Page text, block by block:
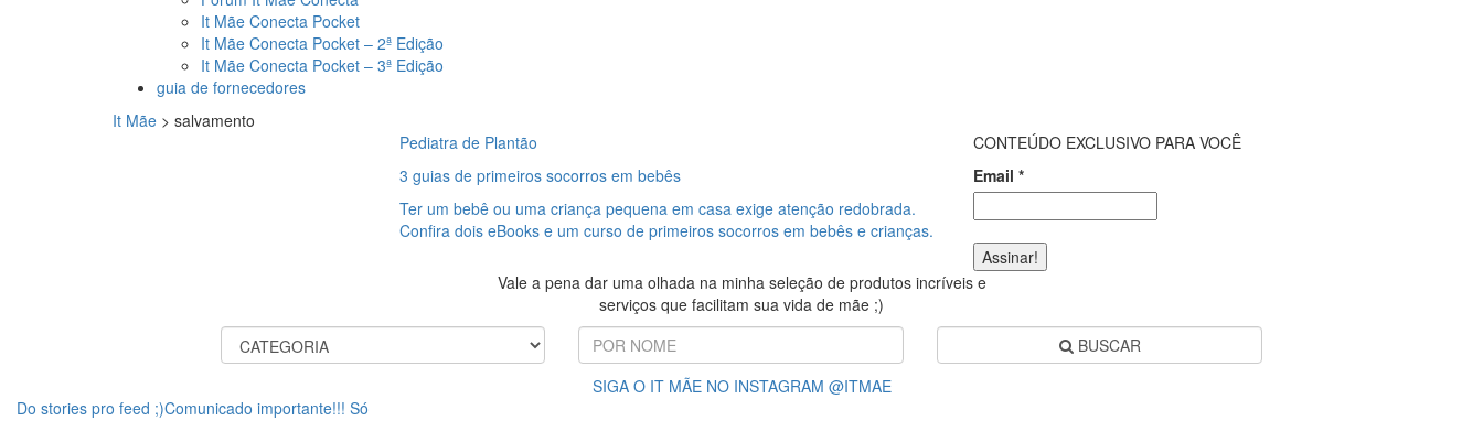
It Mãe Conecta Pocket
It Mãe Conecta Pocket – 2ª Edição
It Mãe Conecta Pocket – 3ª Edição
guia de fornecedores
It Mãe > salvamento
Pediatra de Plantão
3 guias de primeiros socorros em bebês
Ter um bebê ou uma criança pequena em casa exige atenção redobrada.
Confira dois eBooks e um curso de primeiros socorros em bebês e crianças.
CONTEÚDO EXCLUSIVO PARA VOCÊ
Email *
Vale a pena dar uma olhada na minha seleção de produtos incríveis e
serviços que facilitam sua vida de mãe ;)
BUSCAR
SIGA O IT MÃE NO INSTAGRAM @ITMAE
Do stories pro feed ;)Comunicado importante!!! Só